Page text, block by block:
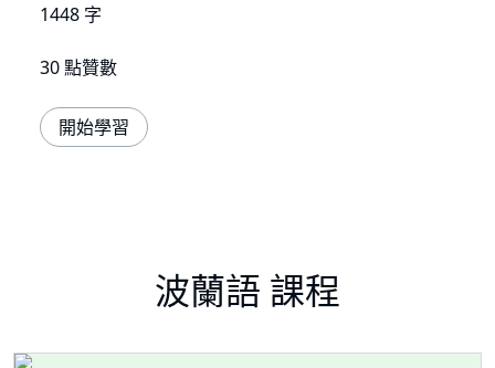
1448 字
30 點贊數
開始學習
波蘭語 課程